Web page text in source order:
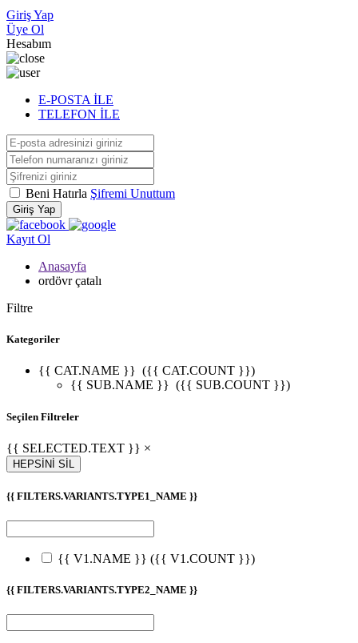
Giriş Yap
Üye Ol
Hesabım
E-POSTA İLE
TELEFON İLE
Beni Hatırla Şifremi Unuttum
Giriş Yap
Kayıt Ol
Anasayfa
ordövr çatalı
Filtre
Kategoriler
{{ CAT.NAME }} ({{ CAT.COUNT }})
{{ SUB.NAME }} ({{ SUB.COUNT }})
Seçilen Filtreler
{{ SELECTED.TEXT }} ×
HEPSİNİ SİL
{{ FILTERS.VARIANTS.TYPE1_NAME }}
{{ V1.NAME }} ({{ V1.COUNT }})
{{ FILTERS.VARIANTS.TYPE2_NAME }}